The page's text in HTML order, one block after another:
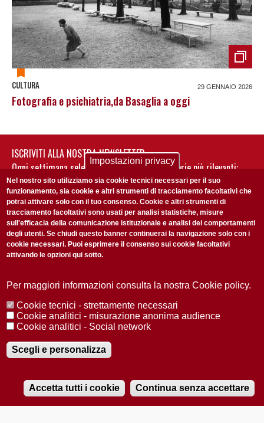
Audio
CULTURA 29 GENNAIO 2026
Fotografia e psichiatria,da Basaglia a oggi
ISCRIVITI ALLA NOSTRA NEWSLETTER
Ogni settimana selezioniamo per te nostre storie più rilevanti:
non perderti gli aggiornamenti della nostra newsletter
Accetto laPrivacy Policy
Redazione Copyright Privacy
Area stampa
© 2025 Università di Padova
Registrazione presso il Tribunale di Padova n. 2097/2012 del 18 giugno
2012
Impostazioni privacy
Nel nostro sito utilizziamo sia cookie tecnici necessari per il suo
funzionamento, sia cookie e altri strumenti di tracciamento facoltativi che
potrai attivare solo con il tuo consenso. Cookie e altri strumenti di
tracciamento facoltativi sono usati per analisi statistiche, misure
sull'efficacia della comunicazione istituzionale e analisi dei comportamenti
degli utenti. Se chiudi questo banner continuerai la navigazione solo con i
cookie necessari. Puoi esprimere il consenso sui cookie facoltativi
attivando le opzioni qui sotto.
Per maggiori informazioni consulta la nostra Cookie policy.
Cookie tecnici - strettamente necessari
Cookie analitici - misurazione anonima audience
Cookie analitici - Social network
Scegli e personalizza
Accetta tutti i cookie Continua senza accettare